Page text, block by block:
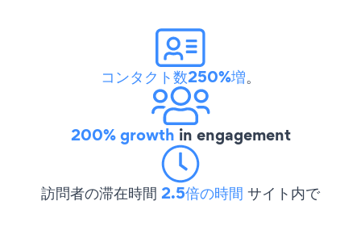
コンタクト数250%増。
200% growth in engagement
訪問者の滞在時間 2.5倍の時間 サイト内で